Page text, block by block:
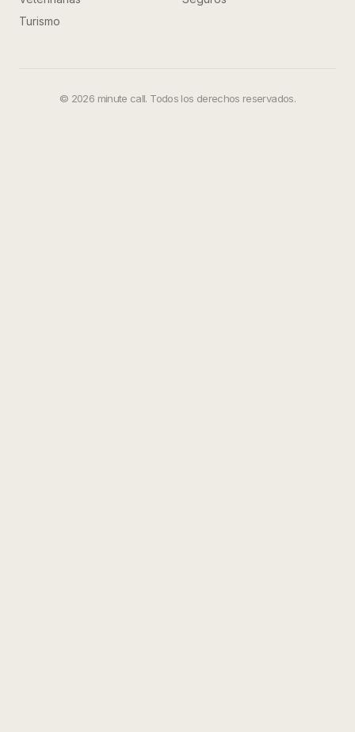
Turismo
© 2026 minute call. Todos los derechos reservados.